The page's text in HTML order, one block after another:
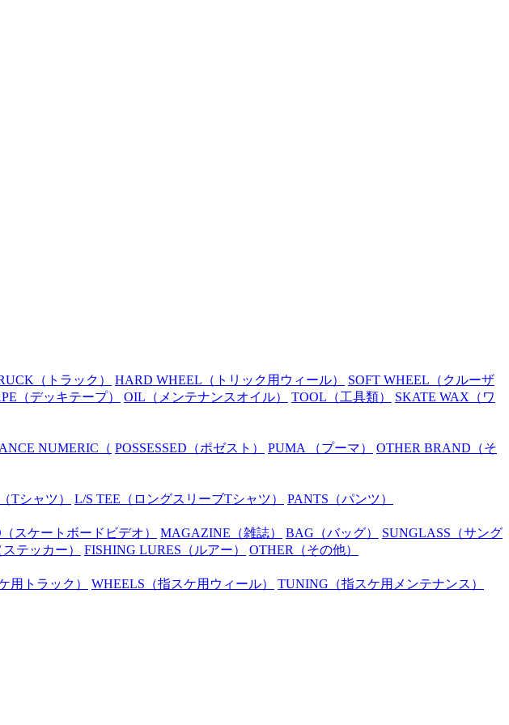
（トラック） HARD WHEEL （トリック用ウィール） SOFT WHEEL （クルーザ
（デッキテープ） OIL （メンテナンスオイル） TOOL （工具類） SKATE WAX （ワ
NUMERIC （ POSSESSED （ポゼスト） PUMA （プーマ） OTHER BRAND （そ
（Tシャツ） L/S TEE （ロングスリーブTシャツ） PANTS （パンツ）
（スケートボードビデオ） MAGAZINE （雑誌） BAG （バッグ） SUNGLASS （サング
ステッカー） FISHING LURES （ルアー） OTHER （その他）
用トラック） WHEELS （指スケ用ウィール） TUNING （指スケ用メンテナンス）